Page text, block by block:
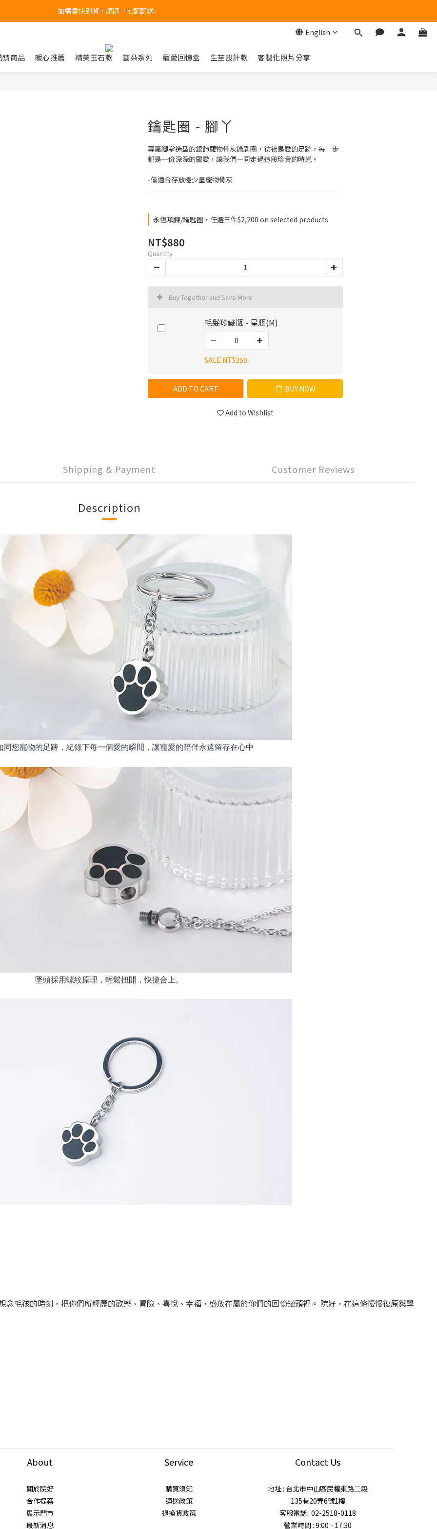
台北民權門市，現貨展示中
產品均備有現貨，下單後最快當天即可出貨
台北民權門市，現貨展示中
English
銷商品 暖心推薦 精美玉石款 雲朵系列 寵愛回憶盒 生苼設計款 客製化照片分享
鑰匙圈 - 腳丫
專屬腳掌造型的銀飾寵物骨灰鑰匙圈，彷彿是愛的足跡，每一步
都是一份深深的寵愛，讓我們一同走過這段珍貴的時光。
-僅適合存放極少量寵物骨灰
永恆項鍊/鑰匙圈，任選三件$2,200 on selected products
NT$880
Quantity
Buy Together and Save More
毛髮珍藏瓶 - 星瓶(M)
SALE NT$350
ADD TO CART BUY NOW
Add to Wishlist
Shipping & Payment Customer Reviews
Description
同您寵物的足跡，紀錄下每一個愛的瞬間，讓寵愛的陪伴永遠留存在心中
墜頭採用螺紋原理，輕鬆扭開，快捷合上。
毛孩的時刻，把你們所經歷的歡樂、冒險、喜悅、幸福，盛放在屬於你們的回憶罐頭裡。 院好，在這條慢慢復原與學
About
關於院好
合作提案
展示門市
最新消息
Service
購買須知
運送政策
退換貨政策
Contact Us
地址 : 台北市中山區民權東路二段
135巷20弄6號1樓
客服電話 : 02-2518-0118
營業時間 : 9:00 - 17:30